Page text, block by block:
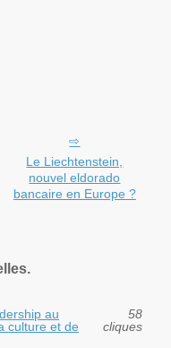
Le Liechtenstein,
nouvel eldorado
bancaire en Europe ?
au
culture et de
58
cliques